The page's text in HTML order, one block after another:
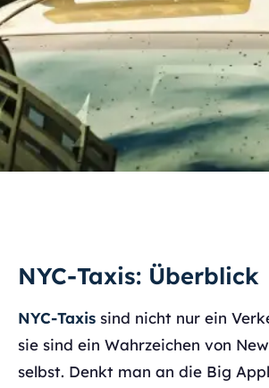
NYC-Taxis: Überblick
NYC-Taxis sind nicht nur ein
sie sind ein Wahrzeichen von
selbst. Denkt man an die Big